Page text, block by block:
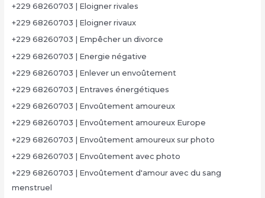
+229 68260703 | Eloigner rivales
+229 68260703 | Eloigner rivaux
+229 68260703 | Empêcher un divorce
+229 68260703 | Energie négative
+229 68260703 | Enlever un envoûtement
+229 68260703 | Entraves énergétiques
+229 68260703 | Envoûtement amoureux
+229 68260703 | Envoûtement amoureux Europe
+229 68260703 | Envoûtement amoureux sur photo
+229 68260703 | Envoûtement avec photo
+229 68260703 | Envoûtement d'amour avec du sang
menstruel